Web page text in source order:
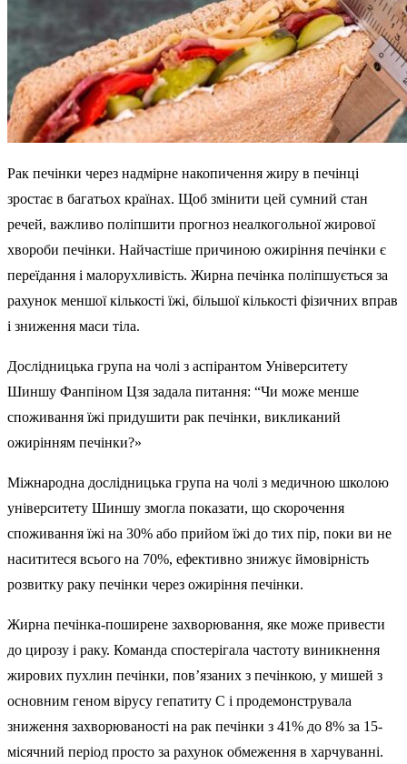
Рак печінки через надмірне накопичення жиру в печінці
зростає в багатьох країнах. Щоб змінити цей сумний стан
речей, важливо поліпшити прогноз неалкогольної жирової
хвороби печінки. Найчастіше причиною ожиріння печінки є
переїдання і малорухливість. Жирна печінка поліпшується за
рахунок меншої кількості їжі, більшої кількості фізичних вправ
і зниження маси тіла.
Дослідницька група на чолі з аспірантом Університету
Шиншу Фанпіном Цзя задала питання: “Чи може менше
споживання їжі придушити рак печінки, викликаний
ожирінням печінки?»
Міжнародна дослідницька група на чолі з медичною школою
університету Шиншу змогла показати, що скорочення
споживання їжі на 30% або прийом їжі до тих пір, поки ви не
насититеся всього на 70%, ефективно знижує ймовірність
розвитку раку печінки через ожиріння печінки.
Жирна печінка-поширене захворювання, яке може привести
до цирозу і раку. Команда спостерігала частоту виникнення
жирових пухлин печінки, пов’язаних з печінкою, у мишей з
основним геном вірусу гепатиту С і продемонструвала
зниження захворюваності на рак печінки з 41% до 8% за 15-
місячний період просто за рахунок обмеження в харчуванні.